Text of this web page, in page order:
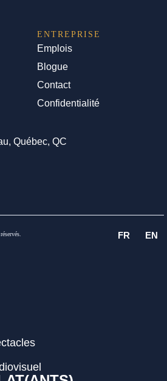
ENTREPRISE
Emplois
Blogue
Contact
Confidentialité
Québec, QC
FR EN